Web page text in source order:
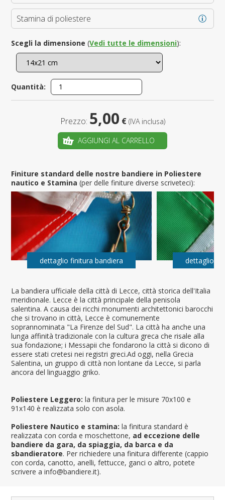
La bandiera ufficiale della città di Lecce, città storica dell'Italia
meridionale. Lecce è la città principale della penisola
salentina. A causa dei ricchi monumenti architettonici barocchi
che si trovano in città, Lecce è comunemente
soprannominata "La Firenze del Sud". La città ha anche una
lunga affinità tradizionale con la cultura greca che risale alla
sua fondazione; i Messapii che fondarono la città si dicono di
essere stati cretesi nei registri greci.Ad oggi, nella Grecia
Salentina, un gruppo di città non lontane da Lecce, si parla
ancora del linguaggio griko.
Poliestere Leggero: la finitura per le misure 70x100 e
91x140 è realizzata solo con asola.
Poliestere Nautico e stamina: la finitura standard è
realizzata con corda e moschettone, ad eccezione delle
bandiere da gara, da spiaggia, da barca e da
sbandieratore. Per richiedere una finitura differente (cappio
con corda, canotto, anelli, fettucce, ganci o altro, potete
scrivere a info@bandiere.it).
Stamina di poliestere
Scegli la dimensione (Vedi tutte le dimensioni):
Quantità:
Prezzo: 5,00 € (IVA inclusa)
AGGIUNGI AL CARRELLO
Finiture standard delle nostre bandiere in Poliestere
nautico e Stamina(per delle finiture diverse scriveteci):
dettaglio finitura bandiera dettaglio